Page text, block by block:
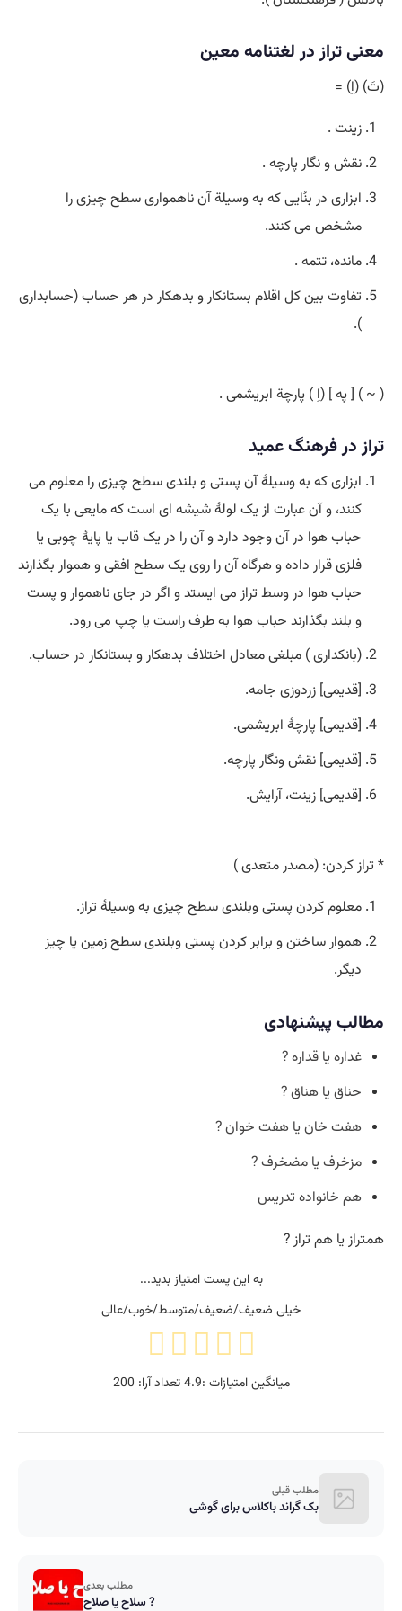
معنی تراز در لغتنامه معین
(تَ) (اِ) =
زینت .
نقش و نگار پارچه .
ابزاری در بنُایی که به وسیلة آن ناهمواری سطح چیزی را
مشخص می کنند.
مانده، تتمه .
تفاوت بین کل اقلام بستانکار و بدهکار در هر حساب (حسابداری
).
( ~ ) [ په ] (اِ ) پارچة ابریشمی .
تراز در فرهنگ عمید
ابزاری که به وسیلۀ آن پستی و بلندی سطح چیزی را معلوم می
کنند، و آن عبارت از یک لولۀ شیشه ای است که مایعی با یک
حباب هوا در آن وجود دارد و آن را در یک قاب یا پایۀ چوبی یا
فلزی قرار داده و هرگاه آن را روی یک سطح افقی و هموار بگذارند
حباب هوا در وسط تراز می ایستد و اگر در جای ناهموار و پست
و بلند بگذارند حباب هوا به طرف راست یا چپ می رود.
(بانکداری ) مبلغی معادل اختلاف بدهکار و بستانکار در حساب.
[قدیمی] زردوزی جامه.
[قدیمی] پارچۀ ابریشمی.
[قدیمی] نقش ونگار پارچه.
[قدیمی] زینت، آرایش.
* تراز کردن: (مصدر متعدی )
معلوم کردن پستی وبلندی سطح چیزی به وسیلۀ تراز.
هموار ساختن و برابر کردن پستی وبلندی سطح زمین یا چیز
دیگر.
مطالب پیشنهادی
غداره یا قداره ?
حناق یا هناق ?
هفت خان یا هفت خوان ?
مزخرف یا مضخرف ?
هم خانواده تدریس
همتراز یا هم تراز ?
به این پست امتیاز بدید...
خیلی ضعیف/ضعیف/متوسط/خوب/عالی
میانگین امتیازات :4.9تعداد آرا: 200
مطلب قبلی
بک گراند باکلاس برای گوشی
مطلب بعدی
سلاح یا صلاح ?